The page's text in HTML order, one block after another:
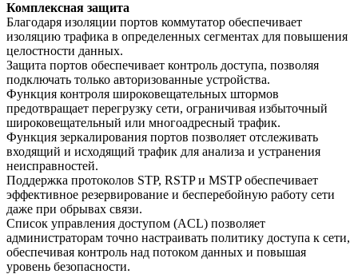
Комплексная защита
Благодаря изоляции портов коммутатор обеспечивает
изоляцию трафика в определенных сегментах для повышения
целостности данных.
Защита портов обеспечивает контроль доступа, позволяя
подключать только авторизованные устройства.
Функция контроля широковещательных штормов
предотвращает перегрузку сети, ограничивая избыточный
широковещательный или многоадресный трафик.
Функция зеркалирования портов позволяет отслеживать
входящий и исходящий трафик для анализа и устранения
неисправностей.
Поддержка протоколов STP, RSTP и MSTP обеспечивает
эффективное резервирование и бесперебойную работу сети
даже при обрывах связи.
Список управления доступом (ACL) позволяет
администраторам точно настраивать политику доступа к сети,
обеспечивая контроль над потоком данных и повышая
уровень безопасности.